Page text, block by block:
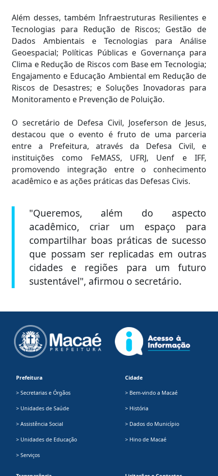
Além desses, também Infraestruturas Resilientes e
Tecnologias para Redução de Riscos; Gestão de
Dados Ambientais e Tecnologias para Análise
Geoespacial; Políticas Públicas e Governança para
Clima e Redução de Riscos com Base em Tecnologia;
Engajamento e Educação Ambiental em Redução de
Riscos de Desastres; e Soluções Inovadoras para
Monitoramento e Prevenção de Poluição.
O secretário de Defesa Civil, Joseferson de Jesus,
destacou que o evento é fruto de uma parceria
entre a Prefeitura, através da Defesa Civil, e
instituições como FeMASS, UFRJ, Uenf e IFF,
promovendo integração entre o conhecimento
acadêmico e as ações práticas das Defesas Civis.
"Queremos, além do aspecto
acadêmico, criar um espaço para
compartilhar boas práticas de sucesso
que possam ser replicadas em outras
cidades e regiões para um futuro
sustentável", afirmou o secretário.
Prefeitura
> Secretarias e Órgãos
> Unidades de Saúde
> Assistência Social
> Unidades de Educação
> Serviços
Cidade
> Bem-vindo a Macaé
> História
> Dados do Município
> Hino de Macaé